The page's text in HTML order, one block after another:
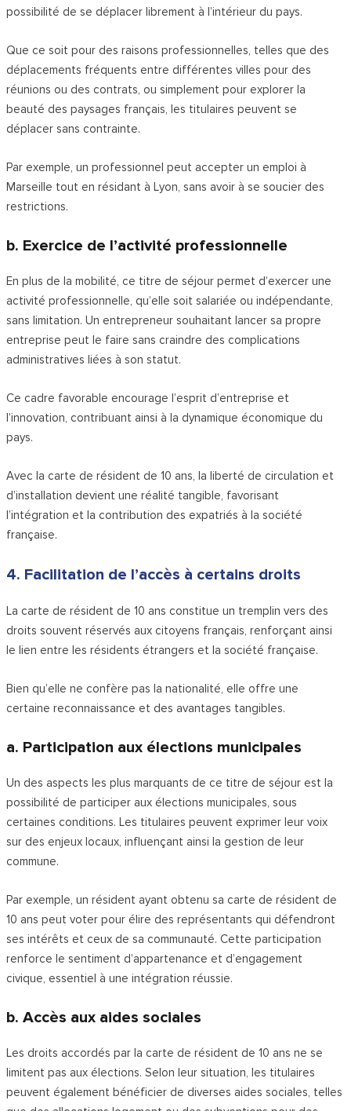
possibilité de se déplacer librement à l’intérieur du pays.
Que ce soit pour des raisons professionnelles, telles que des
déplacements fréquents entre différentes villes pour des
réunions ou des contrats, ou simplement pour explorer la
beauté des paysages français, les titulaires peuvent se
déplacer sans contrainte.
Par exemple, un professionnel peut accepter un emploi à
Marseille tout en résidant à Lyon, sans avoir à se soucier des
restrictions.
b. Exercice de l’activité professionnelle
En plus de la mobilité, ce titre de séjour permet d’exercer une
activité professionnelle, qu’elle soit salariée ou indépendante,
sans limitation. Un entrepreneur souhaitant lancer sa propre
entreprise peut le faire sans craindre des complications
administratives liées à son statut.
Ce cadre favorable encourage l’esprit d’entreprise et
l’innovation, contribuant ainsi à la dynamique économique du
pays.
Avec la carte de résident de 10 ans, la liberté de circulation et
d’installation devient une réalité tangible, favorisant
l’intégration et la contribution des expatriés à la société
française.
4. Facilitation de l’accès à certains droits
La carte de résident de 10 ans constitue un tremplin vers des
droits souvent réservés aux citoyens français, renforçant ainsi
le lien entre les résidents étrangers et la société française.
Bien qu’elle ne confère pas la nationalité, elle offre une
certaine reconnaissance et des avantages tangibles.
a. Participation aux élections municipales
Un des aspects les plus marquants de ce titre de séjour est la
possibilité de participer aux élections municipales, sous
certaines conditions. Les titulaires peuvent exprimer leur voix
sur des enjeux locaux, influençant ainsi la gestion de leur
commune.
Par exemple, un résident ayant obtenu sa carte de résident de
10 ans peut voter pour élire des représentants qui défendront
ses intérêts et ceux de sa communauté. Cette participation
renforce le sentiment d’appartenance et d’engagement
civique, essentiel à une intégration réussie.
b. Accès aux aides sociales
Les droits accordés par la carte de résident de 10 ans ne se
limitent pas aux élections. Selon leur situation, les titulaires
peuvent également bénéficier de diverses aides sociales, telles